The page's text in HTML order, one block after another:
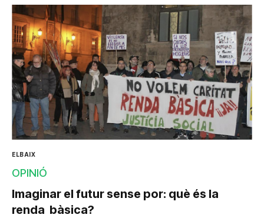
ELBAIX
OPINIÓ
Imaginar el futur sense por: què és la
renda bàsica?